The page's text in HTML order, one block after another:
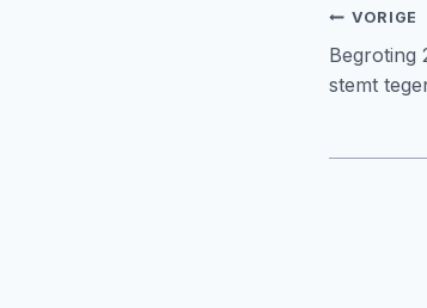
VORIGE
Begroting
stemt